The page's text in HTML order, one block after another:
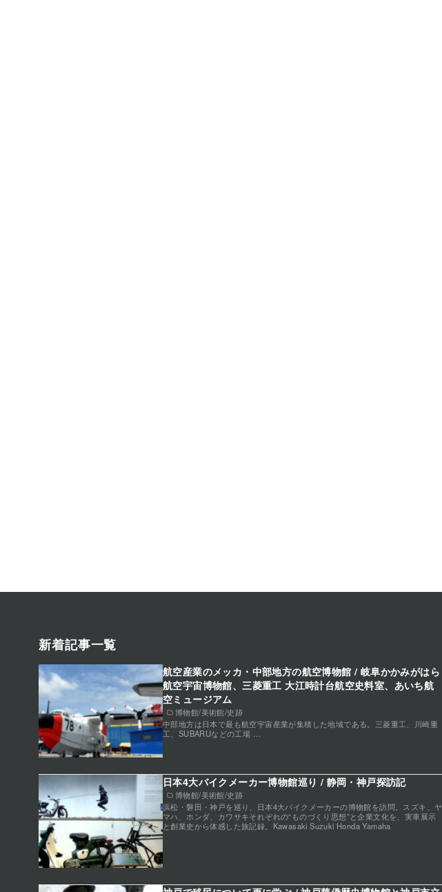
新着記事一覧
博物館/美術館/史跡
航空産業のメッカ・中部地方の航空博物館 / 岐阜かかみがはら
航空宇宙博物館、三菱重工 大江時計台航空史料室、あいち航
空ミュージアム
中部地方は日本で最も航空宇宙産業が集積した地域である。三菱重工、川崎重
工、SUBARUなどの工場 …
博物館/美術館/史跡
日本4大バイクメーカー博物館巡り / 静岡・神戸探訪記
浜松・磐田・神戸を巡り、日本4大バイクメーカーの博物館を訪問。スズキ、ヤ
マハ、ホンダ、カワサキそれぞれの“ものづくり思想”と企業文化を、実車展示
と創業史から体感した旅記録。Kawasaki Suzuki Honda Yamaha